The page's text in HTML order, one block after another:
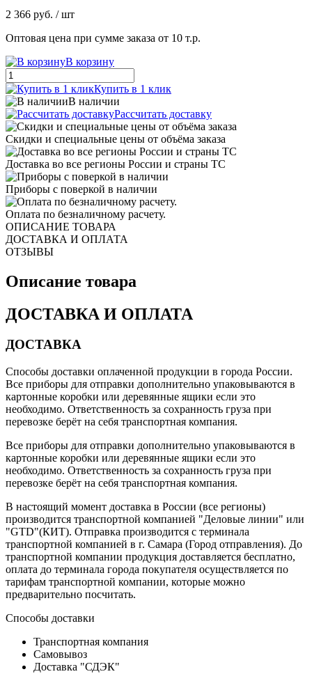
2 366 руб. / шт
Оптовая цена при сумме заказа от 10 т.р.
В корзину
Купить в 1 клик
В наличии
Рассчитать доставку
Скидки и специальные цены от объёма заказа
Доставка во все регионы России и страны ТС
Приборы с поверкой в наличии
Оплата по безналичному расчету.
ОПИСАНИЕ ТОВАРА
ДОСТАВКА И ОПЛАТА
ОТЗЫВЫ
Описание товара
ДОСТАВКА И ОПЛАТА
ДОСТАВКА
Способы доставки оплаченной продукции в города России.
Все приборы для отправки дополнительно упаковываются в
картонные коробки или деревянные ящики если это
необходимо. Ответственность за сохранность груза при
перевозке берёт на себя транспортная компания.
Все приборы для отправки дополнительно упаковываются в
картонные коробки или деревянные ящики если это
необходимо. Ответственность за сохранность груза при
перевозке берёт на себя транспортная компания.
В настоящий момент доставка в России (все регионы)
производится транспортной компанией "Деловые линии" или
"GTD"(КИТ). Отправка производится с терминала
транспортной компанией в г. Самара (Город отправления). До
транспортной компании продукция доставляется бесплатно,
оплата до терминала города покупателя осуществляется по
тарифам транспортной компании, которые можно
предварительно посчитать.
Способы доставки
Транспортная компания
Самовывоз
Доставка "СДЭК"